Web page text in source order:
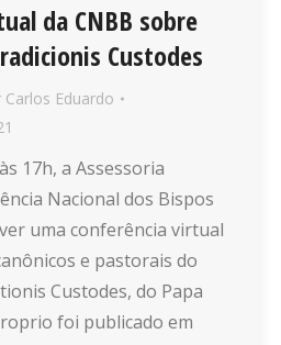
da CNBB sobre
Custodes
Carlos Eduardo
17h, a Assessoria
Nacional dos Bispos
uma conferência virtual
e pastorais do
Custodes, do Papa
foi publicado em